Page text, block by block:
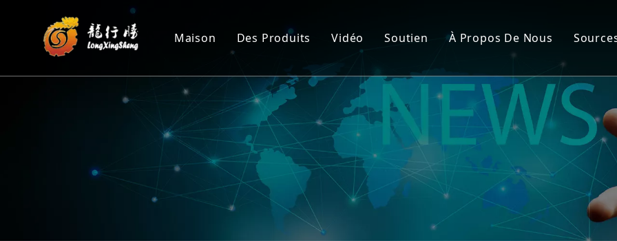
Maison
Des Produits
Machine de fabrication de cartons rigides automatique
Positionnement de la couverture rigide et de la boîte rigide
Machine de fabrication de boîtes rigides semi-automatique
Machine à rainurer
Personnalisation
Vidéo
Soutien
Cas
À Propos De Nous